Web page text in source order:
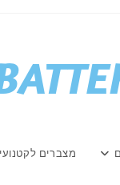
מצברים